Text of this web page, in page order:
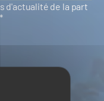
d'actualité de la part